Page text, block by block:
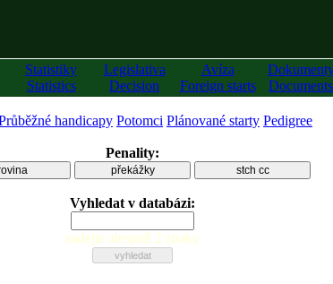
Statistiky
Statistics
Legislativa
Decision
Avíza
Foreign starts
Documents
handicapy Potomci Plánované starty Pedigree
Penality:
překážky stch cc
Vyhledat v databázi:
zadejte alespoň 2 znaky